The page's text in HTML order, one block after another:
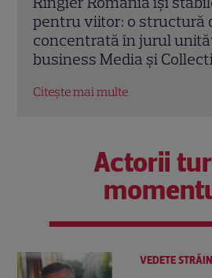
a anunțat data premierei
din „Regatul inimii”
Actorii
VEDETE